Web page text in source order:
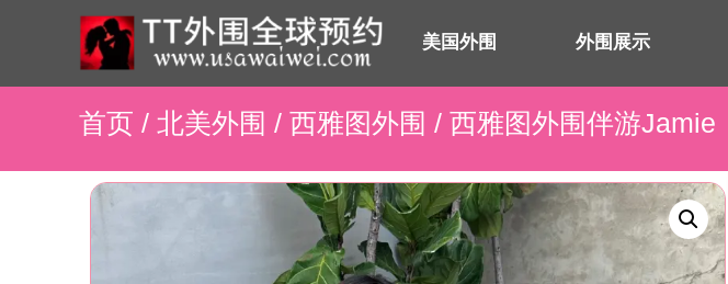
美国外围 外围展示
首页 / 北美外围 / 西雅图外围 / 西雅图外围伴游Jamie